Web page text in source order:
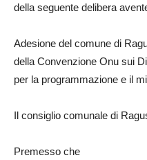
della seguente delibera
Adesione del comune di
della Convenzione Onu sui
per la programmazione e il
Il consiglio comunale di
Premesso che